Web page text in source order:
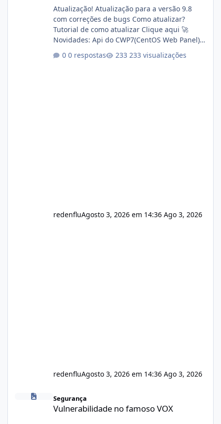
Atualização! Atualização para a versão 9.8
com correções de bugs Como atualizar?
Tutorial de como atualizar Clique aqui 🚀
Novidades: Api do CWP7(CentOS Web Panel)
autorizado a usasr o isistem:
0 respostas 233 visualizações
redenfluAgosto 3, 2026 em 14:36 Ago 3, 2026
redenfluAgosto 3, 2026 em 14:36 Ago 3, 2026
Vulnerabilidade no famoso VOX
Segurança
Vulnerabilidade no famoso VOX